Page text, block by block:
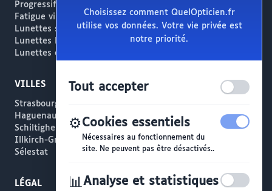
Progressifs / Presbytie
Fatigue visuelle / Écrans
Lunettes solaires
Lunettes haut de gamme
Lunettes créateur
VILLES
Strasbourg
Haguenau
Schiltigheim
Illkirch-Graffenstaden
Sélestat
LÉGAL
Choisissez comment QuelOpticien.fr
utilise vos données. Votre vie privée est
notre priorité.
Tout accepter
⚙️Cookies essentiels
Nécessaires au fonctionnement du
site. Ne peuvent pas être désactivés..
📊Analyse et statistiques